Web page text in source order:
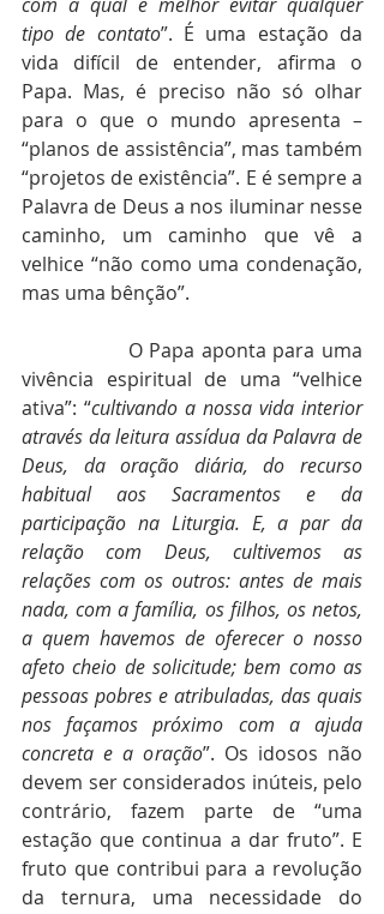
tipo de contato”. É uma estação da
vida difícil de entender, afirma o
Papa. Mas, é preciso não só olhar
para o que o mundo apresenta –
“planos de assistência”, mas também
“projetos de existência”. E é sempre a
Palavra de Deus a nos iluminar nesse
caminho, um caminho que vê a
velhice “não como uma condenação,
mas uma bênção”.
vivência espiritual de uma “velhice
ativa”: “cultivando a nossa vida interior
através da leitura assídua da Palavra de
Deus, da oração diária, do recurso
habitual aos Sacramentos e da
participação na Liturgia. E, a par da
relação com Deus, cultivemos as
relações com os outros: antes de mais
nada, com a família, os filhos, os netos,
a quem havemos de oferecer o nosso
afeto cheio de solicitude; bem como as
pessoas pobres e atribuladas, das quais
nos façamos próximo com a ajuda
concreta e a oração”. Os idosos não
devem ser considerados inúteis, pelo
contrário, fazem parte de “uma
estação que continua a dar fruto”. E
fruto que contribui para a revolução
da ternura, uma necessidade do